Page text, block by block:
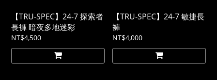
【TRU-SPEC】24-7 探索者
長褲 暗夜多地迷彩
NT$4,500
【TRU-SPEC】24-7 敏捷長
褲
NT$4,000